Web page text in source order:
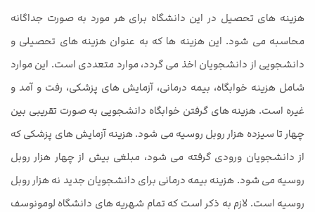
هزینه های تحصیل در این دانشگاه برای هر مورد به صورت جداگانه
محاسبه می شود. این هزینه ها که به عنوان هزینه های تحصیلی و
دانشجویی از دانشجویان اخذ می گردد، موارد متعددی است. این موارد
شامل هزینه خوابگاه، بیمه درمانی، آزمایش های پزشکی، رفت و آمد و
غیره است. هزینه های گرفتن خوابگاه دانشجویی به صورت تقریبی بین
چهار تا سیزده هزار روبل روسیه می شود. هزینه آزمایش های پزشکی که
از دانشجویان ورودی گرفته می شود، مبلغی بیش از چهار هزار روبل
روسیه می شود. هزینه بیمه درمانی برای دانشجویان جدید نه هزار روبل
روسیه است. لازم به ذکر است که تمام شهریه های دانشگاه لومونوسف